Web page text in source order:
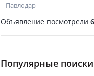
Павлодар
Объявление посмотрели 6
Популярные поиски